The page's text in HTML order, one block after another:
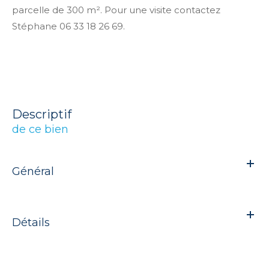
parcelle de 300 m². Pour une visite contactez
Stéphane 06 33 18 26 69.
descriptif
de ce bien
Général
Détails